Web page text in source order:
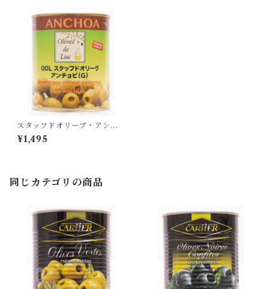
スタッフドオリーブ・アンチ
ョビ 830g（固形量345g）
¥1,495
同じカテゴリの商品